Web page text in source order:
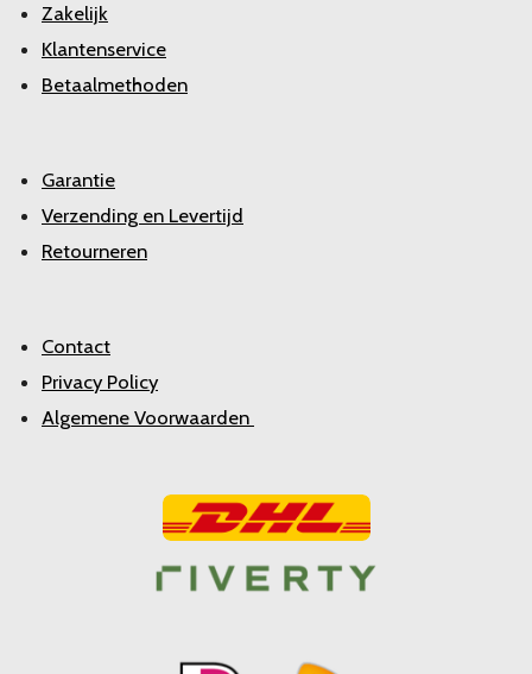
Zakelijk
Klantenservice
Betaalmethoden
Garantie
Verzending en Levertijd
Retourneren
Contact
Privacy Policy
Algemene Voorwaarden